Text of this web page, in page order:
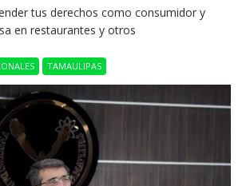
tus derechos como consumidor y
en restaurantes y otros
TAMAULIPAS